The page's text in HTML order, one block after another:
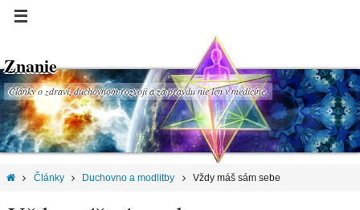
Znanie
Články o zdraví, duchovnom rozvoji a za pravdu nie len v medicíne.
Články Duchovno a modlitby Vždy máš sám sebe